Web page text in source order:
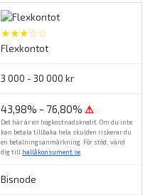
★★★☆☆
Flexkontot
3 000 - 30 000 kr
43,98% - 76,80% ⚠
Det här är en högkostnadskredit. Om du inte
kan betala tillbaka hela skulden riskerar du
en betalningsanmärkning. För stöd, vänd
dig till hallåkonsument.se
Bisnode